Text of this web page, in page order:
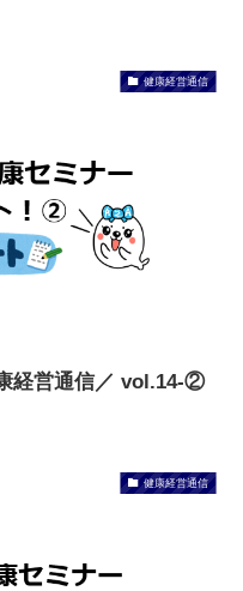
健康経営通信
経営通信／ vol.14-②
健康経営通信